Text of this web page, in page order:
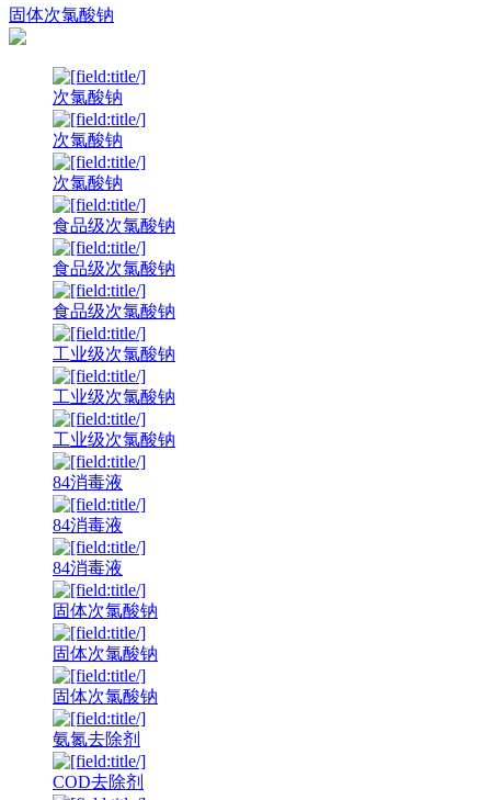
固体次氯酸钠
次氯酸钠
次氯酸钠
次氯酸钠
食品级次氯酸钠
食品级次氯酸钠
食品级次氯酸钠
工业级次氯酸钠
工业级次氯酸钠
工业级次氯酸钠
84消毒液
84消毒液
84消毒液
固体次氯酸钠
固体次氯酸钠
固体次氯酸钠
氨氮去除剂
COD去除剂